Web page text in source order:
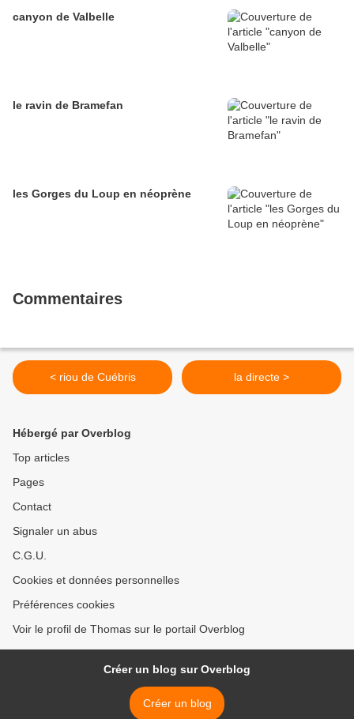
canyon de Valbelle
le ravin de Bramefan
les Gorges du Loup en néoprène
Commentaires
< riou de Cuébris la directe >
Hébergé par Overblog
Top articles
Pages
Contact
Signaler un abus
C.G.U.
Cookies et données personnelles
Préférences cookies
Voir le profil de Thomas sur le portail Overblog
Créer un blog sur Overblog
Créer un blog